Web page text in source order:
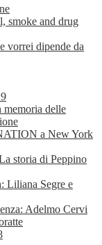
smoke and drug
vorrei dipende da
memoria delle
a New York
storia di Peppino
Liliana Segre e
Adelmo Cervi